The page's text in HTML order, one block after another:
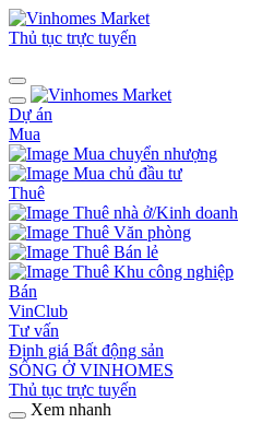
Thủ tục trực tuyến
Dự án
Mua
Mua chuyển nhượng
Mua chủ đầu tư
Thuê
Thuê nhà ở/Kinh doanh
Thuê Văn phòng
Thuê Bán lẻ
Thuê Khu công nghiệp
Bán
VinClub
Tư vấn
Định giá Bất động sản
SỐNG Ở VINHOMES
Thủ tục trực tuyến
Xem nhanh